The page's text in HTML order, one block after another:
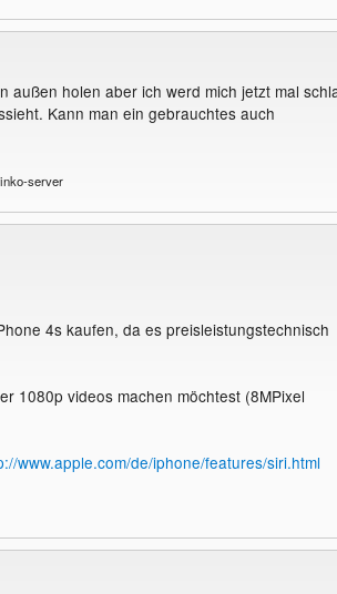
außen holen aber ich werd mich jetzt mal
Kann man ein gebrauchtes auch
server
4s kaufen, da es preisleistungstechnisch
1080p videos machen möchtest (8MPixel
www.apple.com/de/iphone/features/siri.html